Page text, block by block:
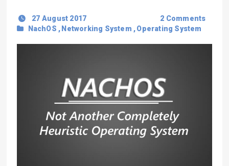
27 August 2017
2 Comments
NachOS , Networking System ,Operating System